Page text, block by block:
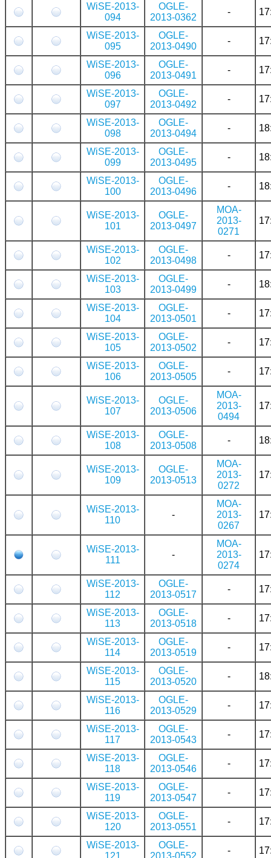
WiSE-2013-
094
OGLE-
2013-0362
-
WiSE-2013-
095
OGLE-
2013-0490
-
WiSE-2013-
096
OGLE-
2013-0491
-
WiSE-2013-
097
OGLE-
2013-0492
-
WiSE-2013-
098
OGLE-
2013-0494
-
WiSE-2013-
099
OGLE-
2013-0495
-
WiSE-2013-
100
OGLE-
2013-0496
-
WiSE-2013-
101
OGLE-
2013-0497
MOA-
2013-
0271
WiSE-2013-
102
OGLE-
2013-0498
-
WiSE-2013-
103
OGLE-
2013-0499
-
WiSE-2013-
104
OGLE-
2013-0501
-
WiSE-2013-
105
OGLE-
2013-0502
-
WiSE-2013-
106
OGLE-
2013-0505
-
WiSE-2013-
107
OGLE-
2013-0506
MOA-
2013-
0494
WiSE-2013-
108
OGLE-
2013-0508
-
WiSE-2013-
109
OGLE-
2013-0513
MOA-
2013-
0272
WiSE-2013-
110
-
MOA-
2013-
0267
WiSE-2013-
111
-
MOA-
2013-
0274
WiSE-2013-
112
OGLE-
2013-0517
-
WiSE-2013-
113
OGLE-
2013-0518
-
WiSE-2013-
114
OGLE-
2013-0519
-
WiSE-2013-
115
OGLE-
2013-0520
-
WiSE-2013-
116
OGLE-
2013-0529
-
WiSE-2013-
117
OGLE-
2013-0543
-
WiSE-2013-
118
OGLE-
2013-0546
-
WiSE-2013-
119
OGLE-
2013-0547
-
WiSE-2013-
120
OGLE-
2013-0551
-
WiSE-2013-
121
OGLE-
2013-0552
-